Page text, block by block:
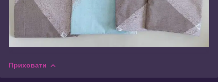
Приховати